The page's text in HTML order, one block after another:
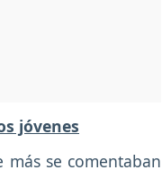
jóvenes
se comentaban